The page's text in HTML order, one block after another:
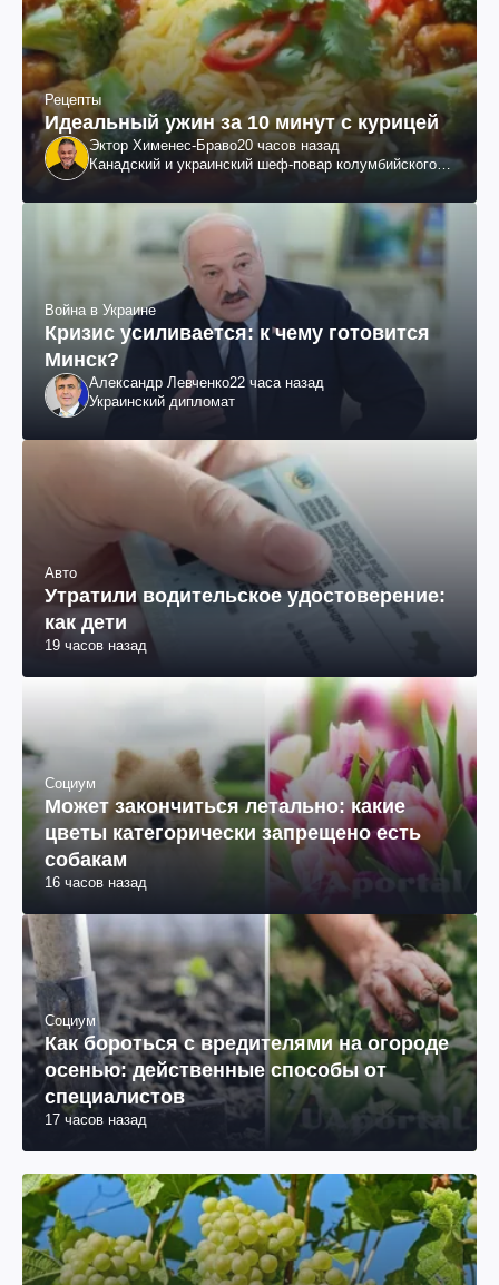
Рецепты
Идеальный ужин за 10 минут с курицей
Эктор Хименес-Браво20 часов назад
Канадский и украинский шеф-повар колумбийского
Война в Украине
Кризис усиливается: к чему готовится
Минск?
Александр Левченко22 часа назад
Украинский дипломат
Авто
Утратили водительское удостоверение:
как дети
19 часов назад
Социум
Может закончиться летально: какие
цветы категорически запрещено есть
собакам
16 часов назад
Социум
Как бороться с вредителями на огороде
осенью: действенные способы от
специалистов
17 часов назад